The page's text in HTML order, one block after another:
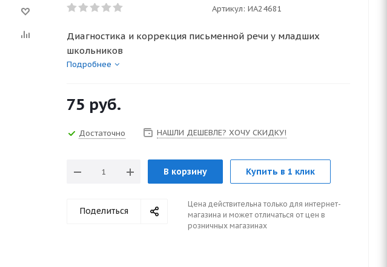
Артикул: ИА24681
Диагностика и коррекция письменной речи у младших
школьников
Подробнее
75 руб.
Достаточно НАШЛИ ДЕШЕВЛЕ? ХОЧУ СКИДКУ!
В корзину Купить в 1 клик
Поделиться
Цена действительна только для интернет-
магазина и может отличаться от цен в
розничных магазинах